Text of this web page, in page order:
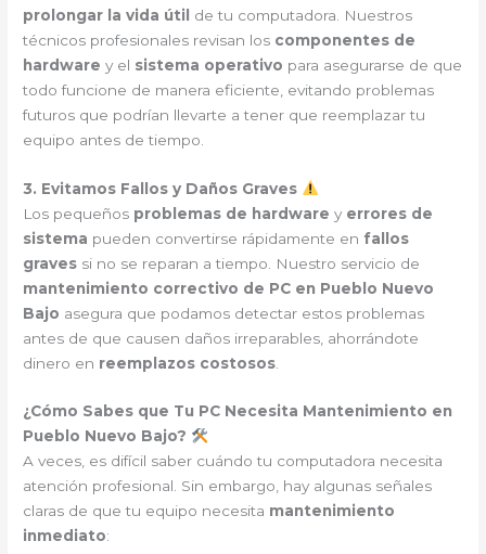
prolongar la vida útil
de tu computadora. Nuestros
técnicos profesionales revisan los componentes de
hardware y el sistema operativo para asegurarse de que
todo funcione de manera eficiente, evitando problemas
futuros que podrían llevarte a tener que reemplazar tu
equipo antes de tiempo.
3. Evitamos Fallos y Daños Graves
Los pequeños problemas de hardware y errores de
sistema pueden convertirse rápidamente en fallos
graves si no se reparan a tiempo. Nuestro servicio de
mantenimiento correctivo de PC en Pueblo Nuevo
Bajo asegura que podamos detectar estos problemas
antes de que causen daños irreparables, ahorrándote
dinero en reemplazos costosos
¿Cómo Sabes que Tu PC Necesita Mantenimiento en
Pueblo Nuevo Bajo?
A veces, es difícil saber cuándo tu computadora necesita
atención profesional. Sin embargo, hay algunas señales
claras de que tu equipo necesita mantenimiento
inmediato: